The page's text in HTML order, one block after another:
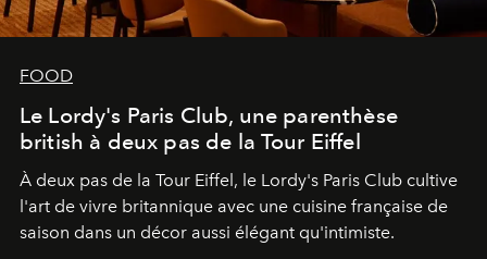
FOOD
Le Lordy's Paris Club, une parenthèse
british à deux pas de la Tour Eiffel
À deux pas de la Tour Eiffel, le Lordy's Paris Club cultive
l'art de vivre britannique avec une cuisine française de
saison dans un décor aussi élégant qu'intimiste.